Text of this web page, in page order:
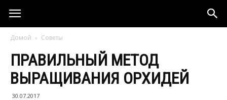
Домой Советы
ПРАВИЛЬНЫЙ МЕТОД
ВЫРАЩИВАНИЯ ОРХИДЕЙ
30.07.2017